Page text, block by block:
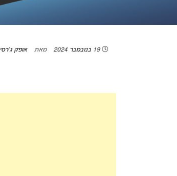
19 בנובמבר 2024 מאת אופק ג'רסי